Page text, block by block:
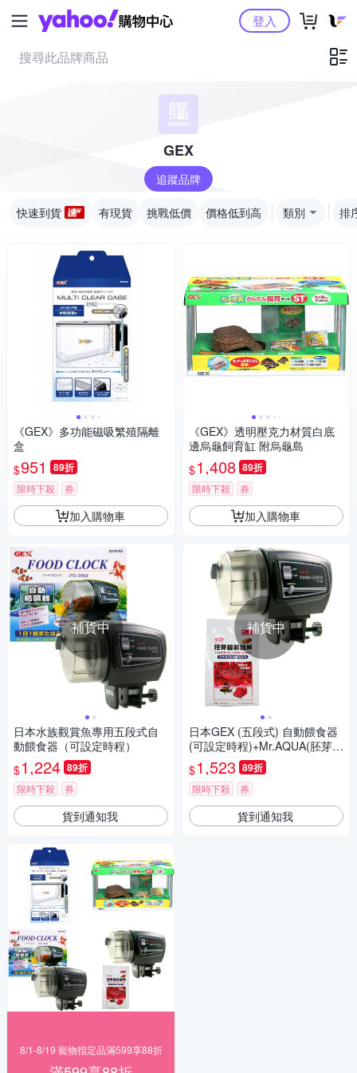
Yahoo購物中心登入
GEX
追蹤品牌
快速到貨 有現貨 挑戰低價 價格低到高 類別 排
《GEX》多功能磁吸繁殖隔離
盒
$951 89折
限時下殺 券
加入購物車
補貨中
日本水族觀賞魚專用五段式自
動餵食器（可設定時程）
$1,224 89折
限時下殺 券
貨到通知我
8/1-8/19 寵物指定品滿599享88折
《GEX》透明壓克力材質白底
邊烏龜飼育缸 附烏龜島
$1,408 89折
限時下殺 券
加入購物車
補貨中
日本GEX (五段式) 自動餵食器
(可設定時程)+Mr.AQUA(胚芽)
超彩飼料-1kg
$1,523 89折
限時下殺 券
貨到通知我